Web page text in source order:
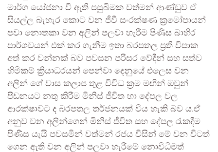
මාර්ග යෝජනා වී ඇති පසුබිමක වත්මන් ආණ්ඩුව ඒ
සියල්ල බැහැර කොට වන ජීවී සංරක්ෂණ ක්‍රමෝපායන්
පවා නොතකා වන අලින් පලවා හැරීම පිණිස බාහිර
පාර්ශවයන් එක් කර ගැනීම ඉතා බරපතල ප්‍රති විපාක
අත් කර වන්නක් බව පවසන පරිසර වේදීන් සහ සත්ව
හිමිකම් ක්‍රියාධරයන් පෙන්වා දෙනුයේ එලෙස වන
අලින් ගේ වාස කලාප තුළ විවිධ ක්‍රම මඟින් ඔවුන්
පීඩනයට නතු කිරීම මිනිස් ජීවිත හා දේපල වල
ආරක්ෂාවට ද බරපතල තර්ජනයක් විය හැකි බව ය.ඒ
අනුව වන අලින්ගෙන් මිනිස් ජීවිත සහ දේපල රැකදීම
පිණිස යැයි පවසමින් වත්මන් රජය විසින් මේ වන විටත්
ගෙන ඇති වන අලින් පලවා හැරීමේ නොවිධිමත්